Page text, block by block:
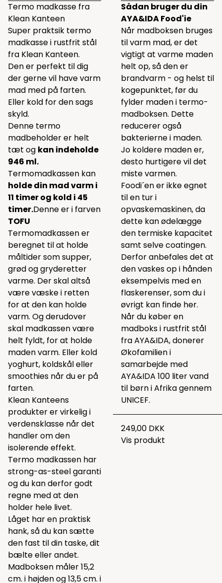
Termo madkasse fra
Klean Kanteen
Super praktsik termo
madkasse i rustfrit stål
fra Klean Kanteen.
Den er perfekt til dig
der gerne vil have varm
mad med på farten.
Eller kold for den sags
skyld.
Denne termo
madbeholder er helt
tæt og kan indeholde
946 ml.
Termomadkassen kan
holde din mad varm i
11 timer og kold i 45
timer.Denne er i farven
TOFU
Termomadkassen er
beregnet til at holde
måltider som supper,
grød og gryderetter
varme. Der skal altså
være væske i retten
for at den kan holde
varm. Og derudover
skal madkassen være
helt fyldt, for at holde
maden varm. Eller kold
yoghurt, koldskål eller
smoothies når du er på
farten.
Klean Kanteens
produkter er virkelig i
verdensklasse når det
handler om den
isolerende effekt.
Termo madkassen har
strong-as-steel garanti
og du kan derfor godt
regne med at den
holder hele livet.
Låget har en praktisk
hank, så du kan sætte
den fast til din taske, dit
bælte eller andet.
Madboksen måler 15,2
cm. i højden og 13,5 cm. i
Sådan bruger du din
AYA&IDA Food'ie
Når madboksen bruges
til varm mad, er det
vigtigt at varme maden
helt op, så den er
brandvarm - og helst til
kogepunktet, før du
fylder maden i termo-
madboksen. Dette
reducerer også
bakterierne i maden.
Jo koldere maden er,
desto hurtigere vil det
miste varmen.
Foodi´en er ikke egnet
til en tur i
opvaskemaskinen, da
dette kan ødelægge
den termiske kapacitet
samt selve coatingen.
Derfor anbefales det at
den vaskes op i hånden
eksempelvis med en
flaskerenser, som du i
øvrigt kan finde her.
Når du køber en
madboks i rustfrit stål
fra AYA&IDA, donerer
Økofamilien i
samarbejde med
AYA&IDA 100 liter vand
til børn i Afrika gennem
UNICEF.
249,00 DKK
Vis produkt